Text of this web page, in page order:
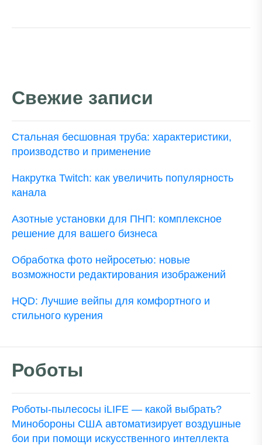
Свежие записи
Стальная бесшовная труба: характеристики,
производство и применение
Накрутка Twitch: как увеличить популярность
канала
Азотные установки для ПНП: комплексное
решение для вашего бизнеса
Обработка фото нейросетью: новые
возможности редактирования изображений
HQD: Лучшие вейпы для комфортного и
стильного курения
Роботы
Роботы-пылесосы iLIFE — какой выбрать?
Минобороны США автоматизирует воздушные
бои при помощи искусственного интеллекта